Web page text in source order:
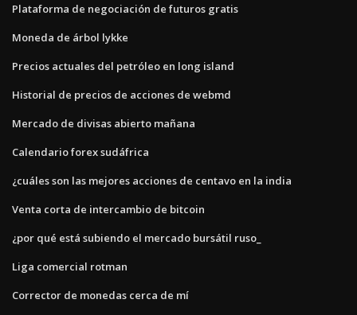
Plataforma de negociación de futuros gratis
Moneda de árbol lykke
Precios actuales del petróleo en long island
Historial de precios de acciones de webmd
Mercado de divisas abierto mañana
Calendario forex sudáfrica
¿cuáles son las mejores acciones de centavo en la india
Venta corta de intercambio de bitcoin
¿por qué está subiendo el mercado bursátil ruso_
Liga comercial rotman
Corrector de monedas cerca de mí